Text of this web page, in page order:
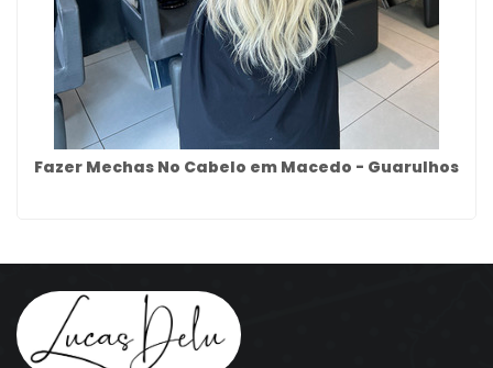
Fazer Mechas No Cabelo em Macedo - Guarulhos